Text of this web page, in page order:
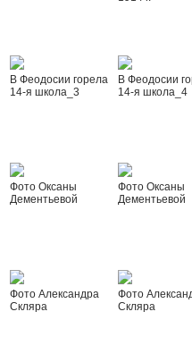
В Феодосии горела
14-я школа_3
В Феодосии
14-я школа_4
Фото Оксаны
Дементьевой
Фото Оксаны
Дементьевой
Фото Александра
Скляра
Фото
Скляра